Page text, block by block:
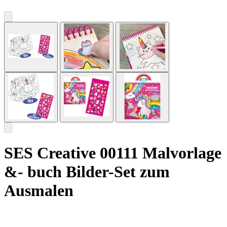
SES Creative 00111 Malvorlage
&- buch Bilder-Set zum
Ausmalen